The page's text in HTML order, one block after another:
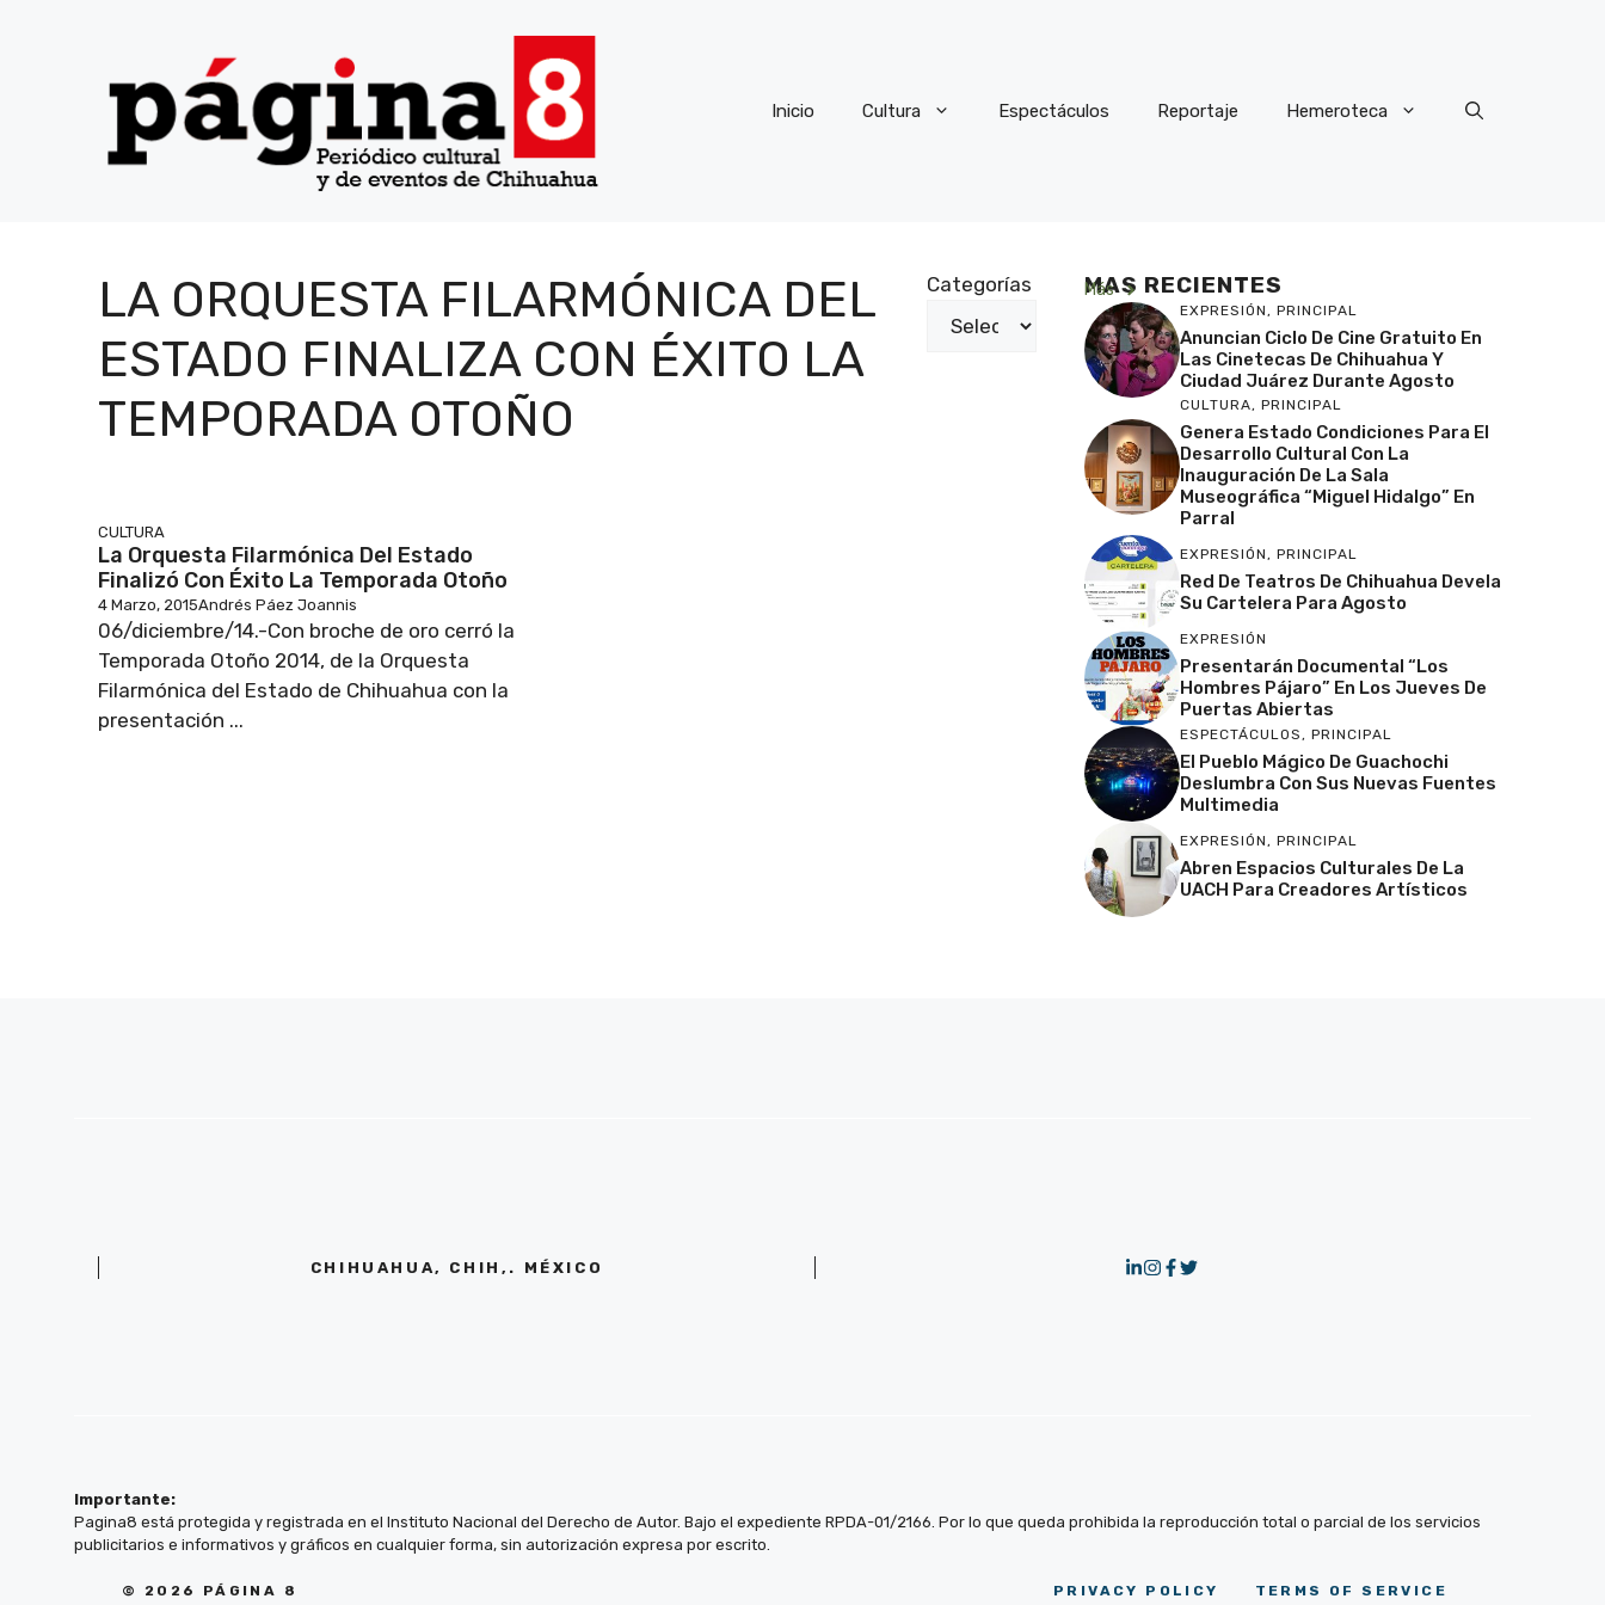
Inicio Cultura Espectáculos Reportaje Hemeroteca
LA ORQUESTA FILARMÓNICA DEL
ESTADO FINALIZA CON ÉXITO LA
TEMPORADA OTOÑO
Categorías
CULTURA
La Orquesta Filarmónica Del Estado
Finalizó Con Éxito La Temporada Otoño
4 Marzo, 2015Andrés Páez Joannis
06/diciembre/14.-Con broche de oro cerró la
Temporada Otoño 2014, de la Orquesta
Filarmónica del Estado de Chihuahua con la
presentación ...
MAS RECIENTES
Más
EXPRESIÓN, PRINCIPAL
Anuncian Ciclo De Cine Gratuito En
Las Cinetecas De Chihuahua Y
Ciudad Juárez Durante Agosto
CULTURA, PRINCIPAL
Genera Estado Condiciones Para El
Desarrollo Cultural Con La
Inauguración De La Sala
Museográfica “Miguel Hidalgo” En
Parral
EXPRESIÓN, PRINCIPAL
Red De Teatros De Chihuahua Devela
Su Cartelera Para Agosto
EXPRESIÓN
Presentarán Documental “Los
Hombres Pájaro” En Los Jueves De
Puertas Abiertas
ESPECTÁCULOS, PRINCIPAL
El Pueblo Mágico De Guachochi
Deslumbra Con Sus Nuevas Fuentes
Multimedia
EXPRESIÓN, PRINCIPAL
Abren Espacios Culturales De La
UACH Para Creadores Artísticos
CHIHUAHUA, CHIH,. MÉXICO
Importante:
Pagina8 está protegida y registrada en el Instituto Nacional del Derecho de Autor. Bajo el expediente RPDA-01/2166. Por lo que queda prohibida la reproducción total o parcial de los servicios
publicitarios e informativos y gráficos en cualquier forma, sin autorización expresa por escrito.
© 2026 PÁGINA 8 PRIVACY POLICY TERMS OF SERVICE